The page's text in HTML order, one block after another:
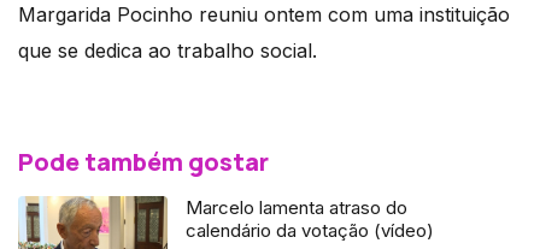
Margarida Pocinho reuniu ontem com uma instituição
que se dedica ao trabalho social.
Pode também gostar
Marcelo lamenta atraso do
calendário da votação (vídeo)